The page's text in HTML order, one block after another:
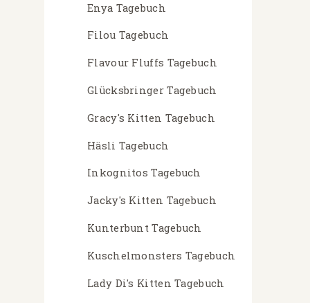
Enya Tagebuch
Filou Tagebuch
Flavour Fluffs Tagebuch
Glücksbringer Tagebuch
Gracy's Kitten Tagebuch
Häsli Tagebuch
Inkognitos Tagebuch
Jacky's Kitten Tagebuch
Kunterbunt Tagebuch
Kuschelmonsters Tagebuch
Lady Di's Kitten Tagebuch